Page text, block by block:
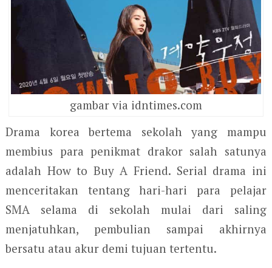
gambar via idntimes.com
Drama korea bertema sekolah yang mampu
membius para penikmat drakor salah satunya
adalah How to Buy A Friend. Serial drama ini
menceritakan tentang hari-hari para pelajar
SMA selama di sekolah mulai dari saling
menjatuhkan, pembulian sampai akhirnya
bersatu atau akur demi tujuan tertentu.